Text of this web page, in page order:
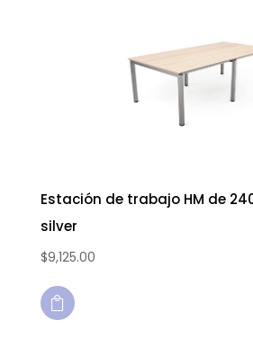
Estación de trabajo HM de
silver
$9,125.00
